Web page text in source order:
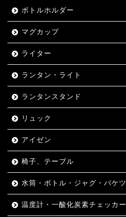
ボトルホルダー
マグカップ
ライター
ランタン・ライト
ランタンスタンド
リュック
アイゼン
椅子、テーブル
水筒・ボトル・ジャグ・バケツ
温度計・一酸化炭素チェッカー